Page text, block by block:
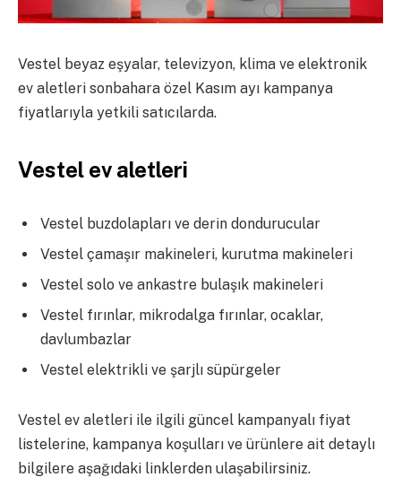
Vestel beyaz eşyalar, televizyon, klima ve elektronik
ev aletleri sonbahara özel Kasım ayı kampanya
fiyatlarıyla yetkili satıcılarda.
Vestel ev aletleri
Vestel buzdolapları ve derin dondurucular
Vestel çamaşır makineleri, kurutma makineleri
Vestel solo ve ankastre bulaşık makineleri
Vestel fırınlar, mikrodalga fırınlar, ocaklar,
davlumbazlar
Vestel elektrikli ve şarjlı süpürgeler
Vestel ev aletleri ile ilgili güncel kampanyalı fiyat
listelerine, kampanya koşulları ve ürünlere ait detaylı
bilgilere aşağıdaki linklerden ulaşabilirsiniz.